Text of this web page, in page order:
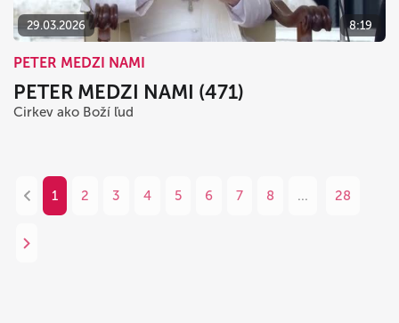
29.03.2026 8:19
PETER MEDZI NAMI
PETER MEDZI NAMI (471)
Cirkev ako Boží ľud
1 2 3 4 5 6 7 8 ... 28